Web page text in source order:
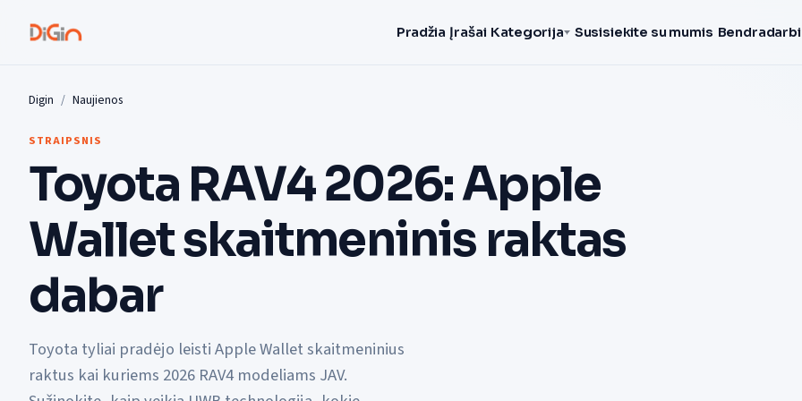
Pradžia Įrašai Kategorija Susisiekite su mumis
Digin Naujienos
STRAIPSNIS
Toyota RAV4 2026: Apple
Wallet skaitmeninis raktas
dabar
Toyota tyliai pradėjo leisti Apple Wallet skaitmeninius
raktus kai kuriems 2026 RAV4 modeliams JAV.